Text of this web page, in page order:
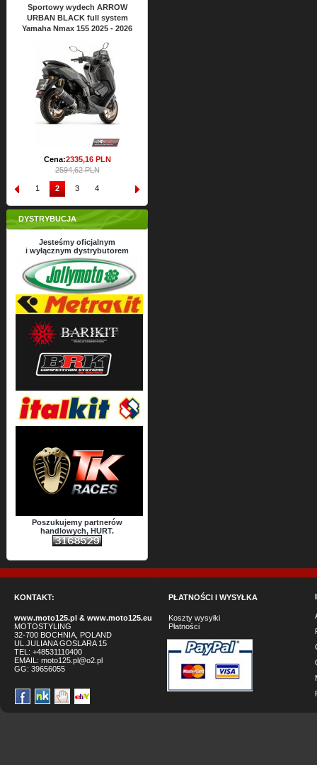
Sportowy wydech ARROW
URBAN BLACK full system
Yamaha Nmax 155 2025 - 2026
Cena:2335,16PLN
2594,62 PLN
1 2 3 4
DYSTRYBUCJA
Jesteśmy oficjalnym
i wyłącznym dystrybutorem
Poszukujemy partnerów
handlowych, HURT.
KONTAKT:
www.moto125.pl & www.moto125.eu
MOTOSTYLING
32-700 BOCHNIA, POLAND
UL.JULIANA GOSLARA 15
TEL: +48531110400
EMAIL: moto125.pl@o2.pl
GG: 39656055
PŁATNOŚCI I WYSYŁKA
Koszty wysyłki
Płatności